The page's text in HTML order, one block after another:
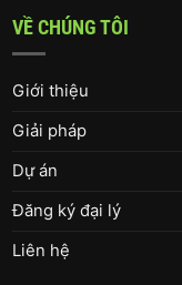
VỀ CHÚNG TÔI
Giới thiệu
Giải pháp
Dự án
Đăng ký đại lý
Liên hệ